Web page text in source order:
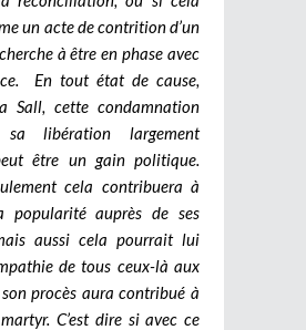
un acte de contrition d’un
à être en phase avec
En tout état de cause,
Sall, cette condamnation
libération largement
être un gain politique.
cela contribuera à
popularité auprès de ses
aussi cela pourrait lui
de tous ceux-là aux
procès aura contribué à
C’est dire si avec ce